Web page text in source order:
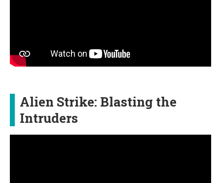
Alien Strike: Blasting the
Intruders